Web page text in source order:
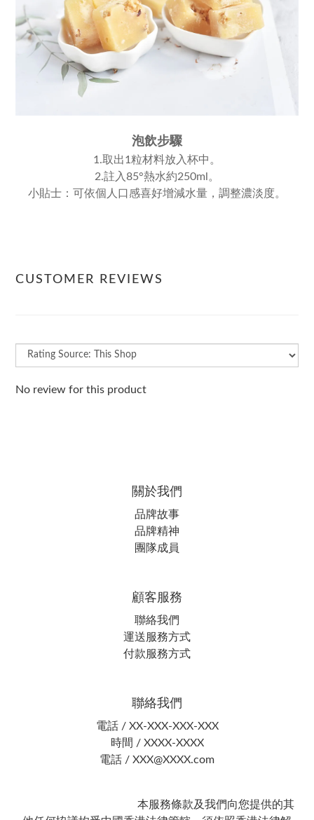
泡飲步驟
1.取出1粒材料放入杯中。
2.註入85°熱水約250ml。
小貼士：可依個人口感喜好增減水量，調整濃淡度。
CUSTOMER REVIEWS
No review for this product
關於我們
品牌故事
品牌精神
團隊成員
顧客服務
聯絡我們
運送服務方式
付款服務方式
聯絡我們
電話 / XX-XXX-XXX-XXX
時間 / XXXX-XXXX
電話 / XXX@XXXX.com
本服務條款及我們向您提供的其